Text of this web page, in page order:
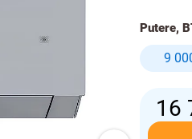
Putere,
9
16